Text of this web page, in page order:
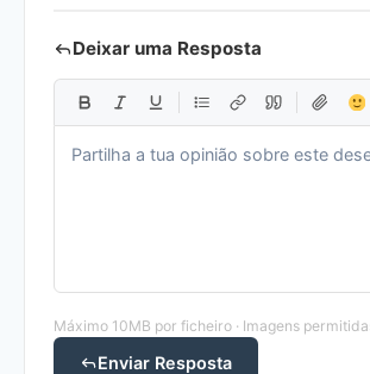
Deixar uma Resposta
Máximo 10MB por ficheiro · Imagens
Enviar Resposta